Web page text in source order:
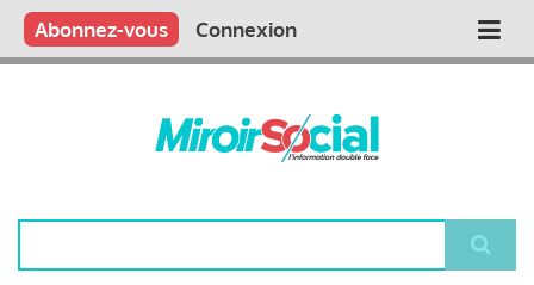
Aller
contenu
Main
Qui sommes nous ?
Vous publiez
Nous publions
Contactez-nous
Abonnez-vous Connexion